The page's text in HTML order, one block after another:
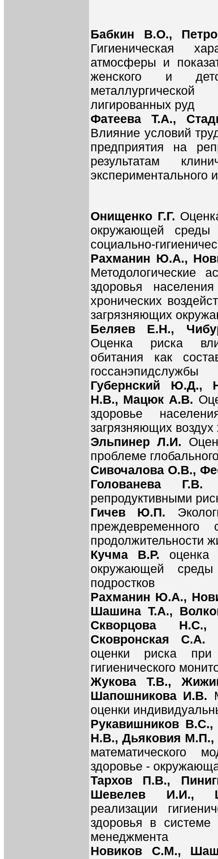
Бабкин В.О.,
Гигиеническая
атмосферы и
женского и
лигированных руд
Фатеева Т.А.,
Влияние условий
предприятия на
результатам
экспериментального
Онищенко Г.Г.
окружающей
социально-
Рахманин Ю.А.,
Методологические
здоровья
хронических
загрязняющих
Беляев Е.Н.,
Оценка риска
обитания как
госсанэпидслужбы
Губернский Ю.Д.,
Н.В., Мацюк А.В.
здоровье
загрязняющих
Эльпинер Л.И.
проблеме
Сивочалова О.В.,
Голованева
репродуктивными
Гичев Ю.П.
продолжительности
Кучма В.Р. оценка
окружающей
подростков
Рахманин Ю.А.,
Шашина Т.А.,
Скворцова Н.С.,
Сковронская С.А.
оценки риска при
гигиенического
Жукова Т.В.,
Шапошникова И.В.
оценки
Рукавишников
Н.В., Дьяковия М.П.,
математического
здоровье -
Тархов П.В.,
Шевелев
реализации
здоровья в системе
менеджмента
Новиков С.М.,